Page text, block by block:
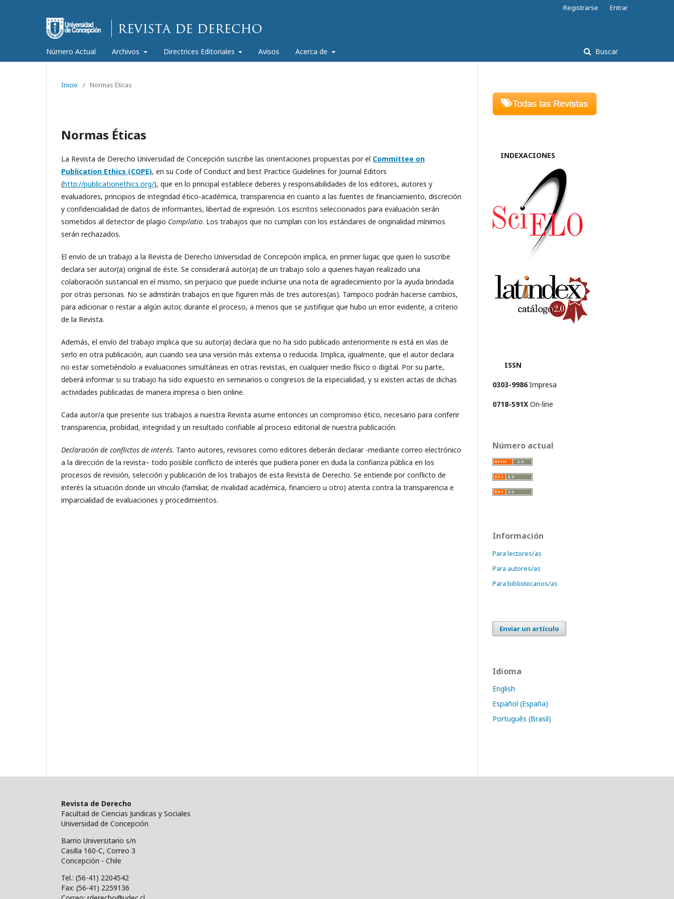
Número Actual Archivos Directrices Editoriales Avisos Acerca de Buscar
Registrarse Entrar
Inicio / Normas Éticas
Normas Éticas
La Revista de Derecho Universidad de Concepción suscribe las orientaciones propuestas por el Committee on
Publication Ethics (COPE), en su Code of Conduct and best Practice Guidelines for Journal Editors
(http://publicationethics.org/), que en lo principal establece deberes y responsabilidades de los editores, autores y
evaluadores, principios de integridad ético-académica, transparencia en cuanto a las fuentes de financiamiento, discreción
y confidencialidad de datos de informantes, libertad de expresión. Los escritos seleccionados para evaluación serán
sometidos al detector de plagio Compilatio. Los trabajos que no cumplan con los estándares de originalidad mínimos
serán rechazados.
El envío de un trabajo a la Revista de Derecho Universidad de Concepción implica, en primer lugar, que quien lo suscribe
declara ser autor(a) original de éste. Se considerará autor(a) de un trabajo solo a quienes hayan realizado una
colaboración sustancial en el mismo, sin perjuicio que puede incluirse una nota de agradecimiento por la ayuda brindada
por otras personas. No se admitirán trabajos en que figuren más de tres autores(as). Tampoco podrán hacerse cambios,
para adicionar o restar a algún autor, durante el proceso, a menos que se justifique que hubo un error evidente, a criterio
de la Revista.
Además, el envío del trabajo implica que su autor(a) declara que no ha sido publicado anteriormente ni está en vías de
serlo en otra publicación, aun cuando sea una versión más extensa o reducida. Implica, igualmente, que el autor declara
no estar sometiéndolo a evaluaciones simultáneas en otras revistas, en cualquier medio físico o digital. Por su parte,
deberá informar si su trabajo ha sido expuesto en seminarios o congresos de la especialidad, y si existen actas de dichas
actividades publicadas de manera impresa o bien online.
Cada autor/a que presente sus trabajos a nuestra Revista asume entonces un compromiso ético, necesario para conferir
transparencia, probidad, integridad y un resultado confiable al proceso editorial de nuestra publicación.
Declaración de conflictos de interés. Tanto autores, revisores como editores deberán declarar -mediante correo electrónico
a la dirección de la revista– todo posible conflicto de interés que pudiera poner en duda la confianza pública en los
procesos de revisión, selección y publicación de los trabajos de esta Revista de Derecho. Se entiende por conflicto de
interés la situación donde un vínculo (familiar, de rivalidad académica, financiero u otro) atenta contra la transparencia e
imparcialidad de evaluaciones y procedimientos.
INDEXACIONES
ISSN
0303-9986Impresa
0718-591X On-line
Número actual
Información
Para lectores/as
Para autores/as
Para bibliotecarios/as
Enviar un artículo
Idioma
English
Español (España)
Português (Brasil)
Revista de Derecho
Facultad de Ciencias Juridicas y Sociales
Universidad de Concepción
Barrio Universitario s/n
Casilla 160-C, Correo 3
Concepción - Chile
Tel.: (56-41) 2204542
Fax: (56-41) 2259136